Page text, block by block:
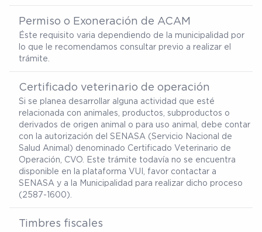
Permiso o Exoneración de ACAM
Éste requisito varia dependiendo de la municipalidad por
lo que le recomendamos consultar previo a realizar el
trámite.
Certificado veterinario de operación
Si se planea desarrollar alguna actividad que esté
relacionada con animales, productos, subproductos o
derivados de origen animal o para uso animal, debe contar
con la autorización del SENASA (Servicio Nacional de
Salud Animal) denominado Certificado Veterinario de
Operación, CVO. Este trámite todavía no se encuentra
disponible en la plataforma VUI, favor contactar a
SENASA y a la Municipalidad para realizar dicho proceso
(2587-1600).
Timbres fiscales